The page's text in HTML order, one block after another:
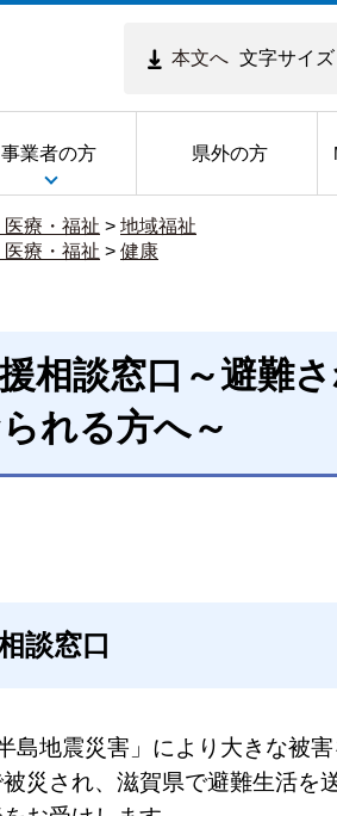
本文へ 文字サイズ
事業者の方 県外の方
医療・福祉 > 地域福祉
医療・福祉 > 健康
相談窓口～避難
れる方へ～
談窓口
島地震災害」により大きな被
災され、滋賀県で避難生活を